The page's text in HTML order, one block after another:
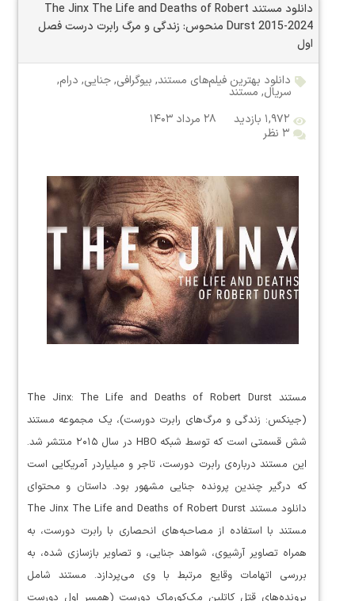
دانلود مستند The Jinx The Life and Deaths of Robert
Durst 2015-2024 منحوس: زندگی و مرگ رابرت درست فصل
اول
دانلود بهترین فیلم‌های مستند, بیوگرافی,جنایی, درام,
سریال, مستند
۱,۹۷۲ بازدید
۲۸ مرداد ۱۴۰۳
۳ نظر
مستند The Jinx: The Life and Deaths of Robert Durst
(جینکس: زندگی و مرگ‌های رابرت دورست)، یک مجموعه مستند
شش قسمتی است که توسط شبکه HBO در سال ۲۰۱۵ منتشر شد.
این مستند درباره‌ی رابرت دورست، تاجر و میلیاردر آمریکایی است
که درگیر چندین پرونده جنایی مشهور بود. داستان و محتوای
دانلود مستند The Jinx The Life and Deaths of Robert Durst
مستند با استفاده از مصاحبه‌های انحصاری با رابرت دورست، به
همراه تصاویر آرشیوی، شواهد جنایی، و تصاویر بازسازی شده، به
بررسی اتهامات وقایع مرتبط با وی می‌پردازد. مستند شامل
پرونده‌های قتل کاتلین مک‌کورماک دورست (همسر اول دورست